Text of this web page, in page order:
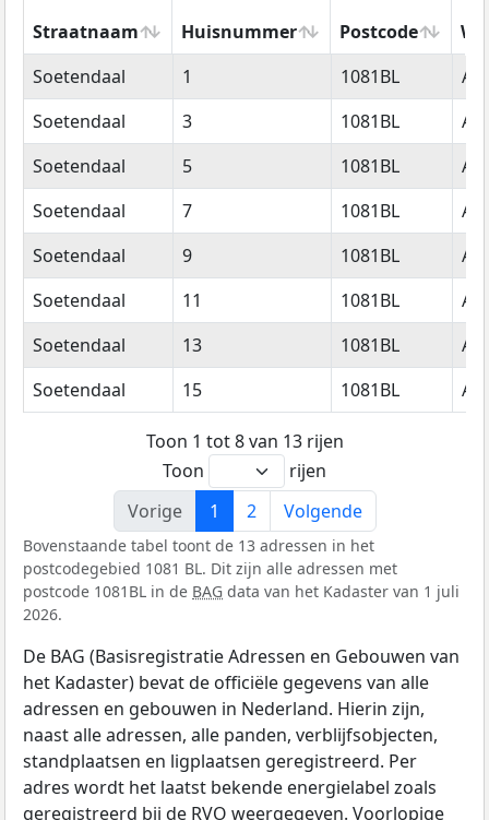
Straatnaam Huisnummer Postcode
Straatnaam
Huisnummer Postcode
Soetendaal 1 1081BL
Soetendaal
3 1081BL
Soetendaal
5 1081BL
Soetendaal
7 1081BL
Soetendaal
9 1081BL
Soetendaal
11 1081BL
Soetendaal
13 1081BL
Soetendaal
15 1081BL
Toon 1 tot 8 van 13 rijen
Toon
rijen
Vorige
1 2 Volgende
Bovenstaande tabel toont de 13 adressen in het
postcodegebied 1081 BL. Dit zijn alle adressen met
postcode 1081BL in de BAG data van het Kadaster van 1 juli
2026.
De BAG (Basisregistratie Adressen en Gebouwen van
het Kadaster) bevat de officiële gegevens van alle
adressen en gebouwen in Nederland. Hierin zijn,
naast alle adressen, alle panden, verblijfsobjecten,
standplaatsen en ligplaatsen geregistreerd. Per
adres wordt het laatst bekende energielabel zoals
geregistreerd bij de RVO weergegeven. Voorlopige